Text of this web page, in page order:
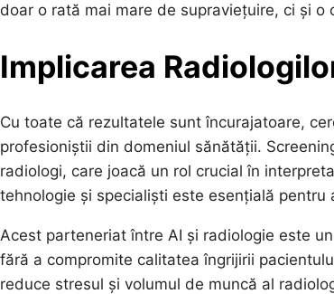
doar o rată mai mare de supraviețuire, ci și
Implicarea
Cu toate că rezultatele sunt încurajatoare,
profesioniștii din domeniul sănătății.
radiologi, care joacă un rol crucial în
tehnologie și specialiști este esențială
Acest parteneriat între AI și radiologie este
fără a compromite calitatea îngrijirii
reduce stresul și volumul de muncă al